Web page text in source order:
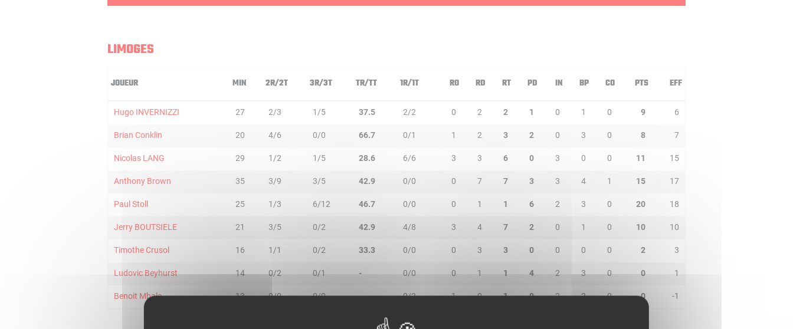
LIMOGES
JOUEUR MIN 2R/2T 3R/3T TR/TT 1R/1T RO RD RT PD IN BP CO PTS EFF
Hugo INVERNIZZI 27 2/3 1/5 37.5 2/2 0 2 2 1 0 1 0 9 6
Brian Conklin 20 4/6 0/0 66.7 0/1 1 2 3 2 0 3 0 8 7
Nicolas LANG 29 1/2 1/5 28.6 6/6 3 3 6 0 3 0 0 11 15
Anthony Brown 35 3/9 3/5 42.9 0/0 0 7 7 3 3 4 1 15 17
Paul Stoll 25 1/3 6/12 46.7 0/0 0 1 1 6 2 3 0 20 18
Jerry BOUTSIELE 21 3/5 0/2 42.9 4/8 3 4 7 2 0 1 0 10 10
Timothe Crusol 16 1/1 0/2 33.3 0/0 0 3 3 0 0 0 0 2 3
Ludovic Beyhurst 14 0/2 0/1 - 0/0 0 1 1 4 2 3 0 0 1
Benoit Mbala 13 0/0 0/0 - 0/2 1 0 1 0 2 2 0 0 -1